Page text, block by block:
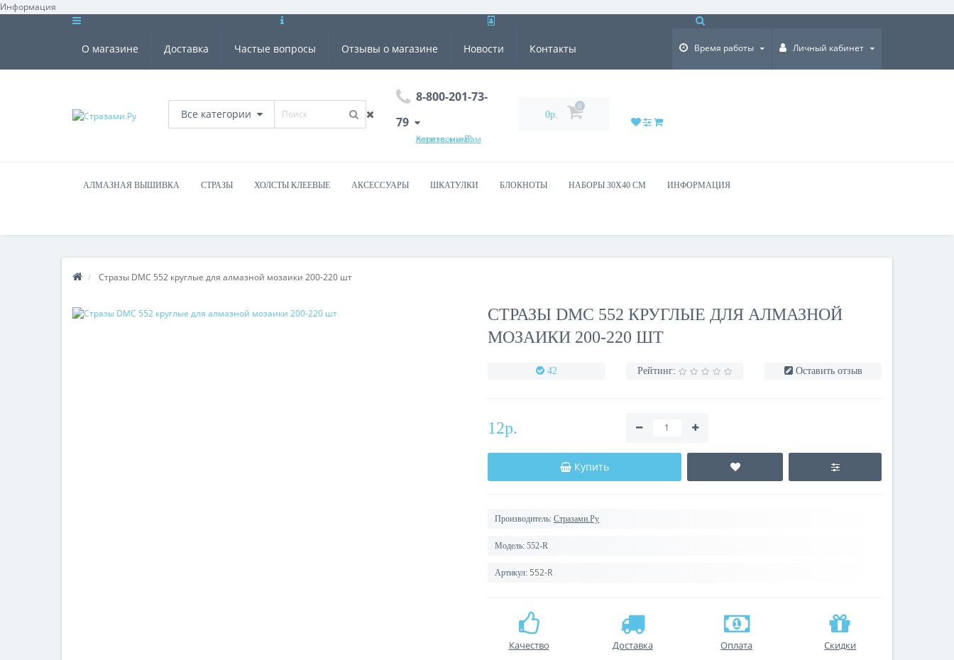
Информация ×
О магазине Доставка Частые вопросы Отзывы о магазине Новости Контакты Время работы Личный кабинет
Все категории
8-800-201-73-
79
Хотите, мы Вам перезвоним?
0р.
0
АЛМАЗНАЯ ВЫШИВКА СТРАЗЫ ХОЛСТЫ КЛЕЕВЫЕ АКСЕССУАРЫ ШКАТУЛКИ БЛОКНОТЫ НАБОРЫ 30Х40 СМ ИНФОРМАЦИЯ
Стразы DMC 552 круглые для алмазной мозаики 200-220 шт
СТРАЗЫ DMC 552 КРУГЛЫЕ ДЛЯ АЛМАЗНОЙ
МОЗАИКИ 200-220 ШТ
42 Рейтинг: Оставить отзыв
12р.
Купить
Производитель: Стразами.Ру
Модель: 552-R
Артикул: 552-R
Качество Доставка Оплата Скидки